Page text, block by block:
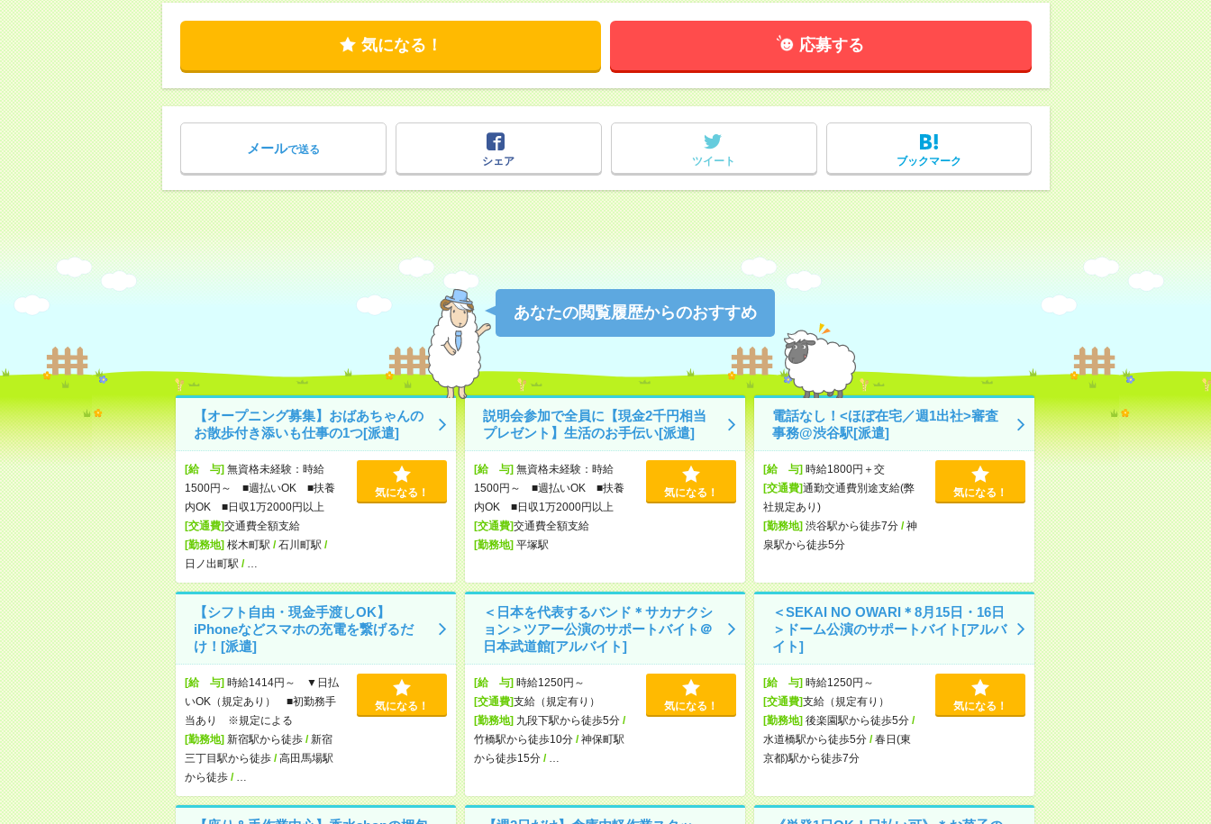
気になる！ 応募する
メールで送る
シェア
ツイート ブックマーク
あなたの閲覧履歴からのおすすめ
【オープニング募集】おばあちゃんの
お散歩付き添いも仕事の1つ[派遣]
[給 与]無資格未経験：時給
1500円～ ■週払いOK ■扶養
内OK ■日収1万2000円以上
[交通費]交通費全額支給
[勤務地]桜木町駅 /石川町駅 /
日ノ出町駅 /
気になる！
説明会参加で全員に【現金2千円相当
プレゼント】生活のお手伝い[派遣]
[給 与]無資格未経験：時給
1500円～ ■週払いOK ■扶養
内OK ■日収1万2000円以上
[交通費]交通費全額支給
[勤務地]平塚駅
気になる！
電話なし！<ほぼ在宅／週1出社>審査
事務@渋谷駅[派遣]
[給 与]時給1800円＋交
[交通費]通勤交通費別途支給(弊
社規定あり)
[勤務地]渋谷駅から徒歩7分/神
泉駅から徒歩5分
気になる！
【シフト自由・現金手渡しOK】
iPhoneなどスマホの充電を繋げるだ
け！[派遣]
[給 与]時給1414円～ ▼日払
いOK（規定あり） ■初勤務手
当あり ※規定による
[勤務地]新宿駅から徒歩/新宿
三丁目駅から徒歩/高田馬場駅
から徒歩/
気になる！
＜日本を代表するバンド＊サカナクシ
ョン＞ツアー公演のサポートバイト＠
日本武道館[アルバイト]
[給 与]時給1250円～
[交通費]支給（規定有り）
[勤務地]九段下駅から徒歩5分/
竹橋駅から徒歩10分/神保町駅
から徒歩15分/
気になる！
＜SEKAI NO OWARI＊8月15日・16日
＞ドーム公演のサポートバイト[アルバ
イト]
[給 与]時給1250円～
[交通費]支給（規定有り）
[勤務地]後楽園駅から徒歩5分/
水道橋駅から徒歩5分/春日(東
京都)駅から徒歩7分
気になる！